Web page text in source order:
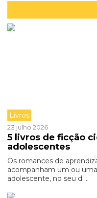
Livros
23 julho 2026
5 livros de ficção
adolescentes
Os romances de
acompanham um ou
adolescente, no seu d ...